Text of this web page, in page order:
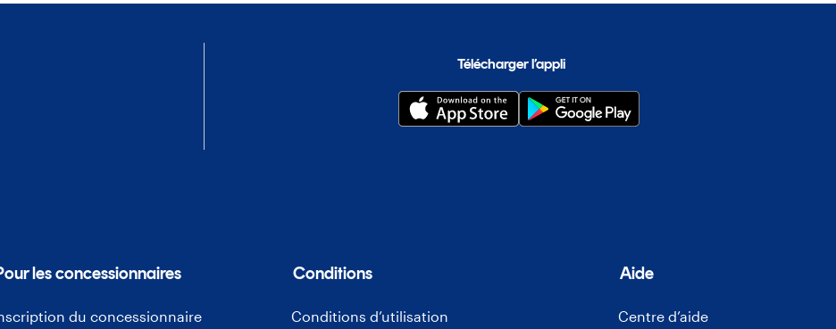
Télécharger l’appli
les concessionnaires
du concessionnaire
Conditions
Conditions d’utilisation
Aide
Centre d’aide